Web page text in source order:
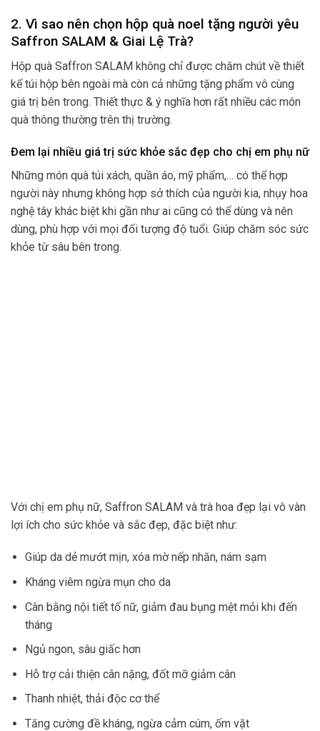
2. Vì sao nên chọn hộp quà noel tặng người yêu
Saffron SALAM & Giai Lệ Trà?
Hộp quà Saffron SALAM không chỉ được chăm chút về thiết
kế túi hộp bên ngoài mà còn cả những tặng phẩm vô cùng
giá trị bên trong. Thiết thực & ý nghĩa hơn rất nhiều các món
quà thông thường trên thị trường.
Đem lại nhiều giá trị sức khỏe sắc đẹp cho chị em phụ nữ
Những món quà túi xách, quần áo, mỹ phẩm,… có thể hợp
người này nhưng không hợp sở thích của người kia, nhụy hoa
nghệ tây khác biệt khi gần như ai cũng có thể dùng và nên
dùng, phù hợp với mọi đối tượng độ tuổi. Giúp chăm sóc sức
khỏe từ sâu bên trong.
Với chị em phụ nữ, Saffron SALAM và trà hoa đẹp lại vô vàn
lợi ích cho sức khỏe và sắc đẹp, đặc biệt như:
Giúp da dẻ mướt mịn, xóa mờ nếp nhăn, nám sạm
Kháng viêm ngừa mụn cho da
Cân bằng nội tiết tố nữ, giảm đau bụng mệt mỏi khi đến
tháng
Ngủ ngon, sâu giấc hơn
Hỗ trợ cải thiện cân nặng, đốt mỡ giảm cân
Thanh nhiệt, thải độc cơ thể
Tăng cường đề kháng, ngừa cảm cúm, ốm vặt